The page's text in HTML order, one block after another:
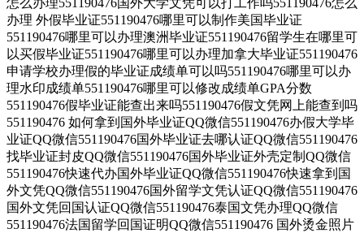
怎么办理551190476国外大学文凭可以打工作吗551190476怎么
办理 外假毕业证551190476哪里可以制作美国毕业证
551190476哪里可以办理澳洲毕业证551190476留学生在哪里可
以买假毕业证551190476哪里可以办理加拿大毕业证551190476
申请学校办理假的毕业证成绩单可以吗551190476哪里可以办
理水印成绩单551190476哪里可以修改成绩单GPA分数
551190476假毕业证能查出来吗551190476假文凭网上能查到吗
551190476 如何拿到国外毕业证QQ微信551190476办假大学毕
业证QQ微信551190476国外毕业证去哪认证QQ微信551190476
找毕业证封皮QQ微信551190476国外毕业证外壳定制QQ微信
551190476快速代办国外毕业证QQ微信551190476快速拿到国
外文凭QQ微信551190476国外留学文凭认证QQ微信551190476
国外文凭回国认证QQ微信551190476泰国文凭办理QQ微信
551190476法国留学回国证明QQ微信551190476 国外烫金照片